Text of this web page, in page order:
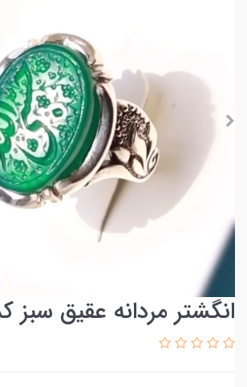
انگشتر مردانه عقیق سبز کد